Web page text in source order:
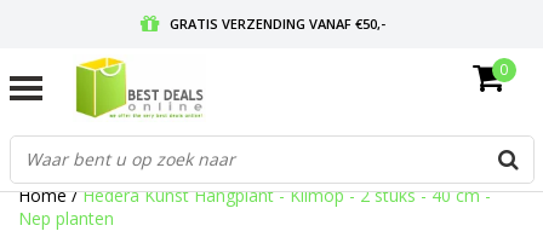
GRATIS VERZENDING VANAF €50,-
GRATIS RETOURNEREN EN 30 DAGEN BEDENKTIJD
0
Home/Hedera Kunst Hangplant - Klimop - 2 stuks - 40 cm -
Nep planten